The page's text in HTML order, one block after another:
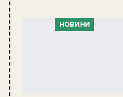
НОВИНИ